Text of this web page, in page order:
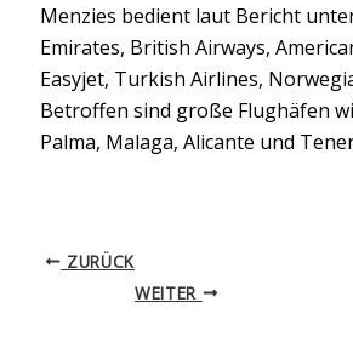
Menzies bedient laut Bericht
Emirates, British Airways,
Easyjet, Turkish Airlines,
Betroffen sind große Flughäfen
Palma, Malaga, Alicante und
ZURÜCK
WEITER